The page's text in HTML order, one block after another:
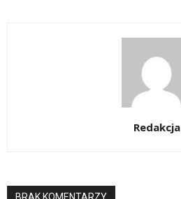
Redakcja
BRAK KOMENTARZY